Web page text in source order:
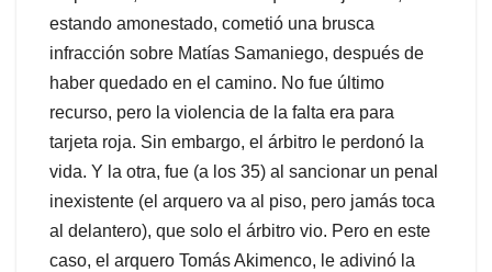
estando amonestado, cometió una brusca
infracción sobre Matías Samaniego, después de
haber quedado en el camino. No fue último
recurso, pero la violencia de la falta era para
tarjeta roja. Sin embargo, el árbitro le perdonó la
vida. Y la otra, fue (a los 35) al sancionar un penal
inexistente (el arquero va al piso, pero jamás toca
al delantero), que solo el árbitro vio. Pero en este
caso, el arquero Tomás Akimenco, le adivinó la